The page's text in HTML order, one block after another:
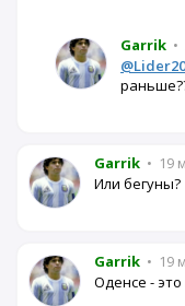
Garrik •
Garrik • 19
Или бегуны?
Garrik • 19
Оденсе -